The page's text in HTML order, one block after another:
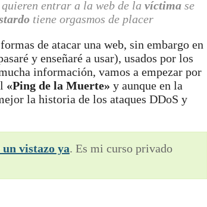
entrar a la web de lavíctima se
tiene orgasmos de placer
de atacar una web, sin embargo en
y enseñaré a usar), usados por los
información, vamos a empezar por
«Ping de la Muerte» y aunque en la
la historia de los ataques DDoS y
vistazo ya. Es mi curso privado